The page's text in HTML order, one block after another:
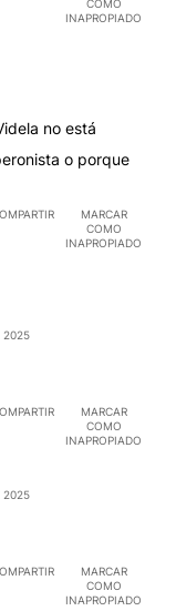
COMO
INAPROPIADO
no está
o porque
MARCAR
COMO
INAPROPIADO
2025
MARCAR
COMO
INAPROPIADO
2025
MARCAR
COMO
INAPROPIADO